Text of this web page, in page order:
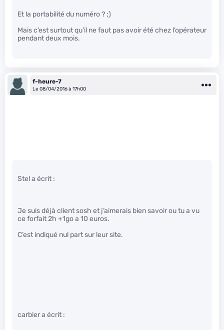
Et la portabilité du numéro ? ;)
Mais c’est surtout qu’il ne faut pas avoir été chez l’opérateur
pendant deux mois.
f-heure-7
Le 08/04/2016 à 17h00
Stel a écrit :
Je suis déjà client sosh et j’aimerais bien savoir ou tu a vu
ce forfait 2h +1go a 10 euros.
C’est indiqué nul part sur leur site.
carbier a écrit :